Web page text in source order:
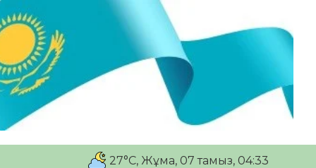
27°C, Жұма, 07 тамыз, 04:33